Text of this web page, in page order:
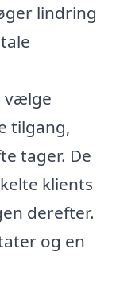
lindring
vælge
tilgang,
tager. De
klients
derefter.
og en